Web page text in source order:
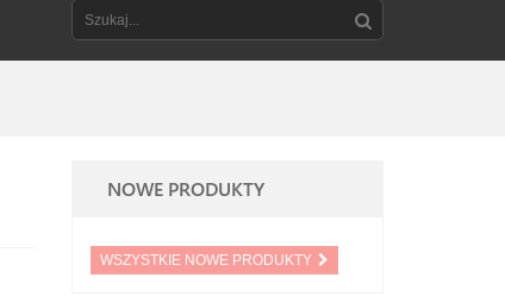
NOWE PRODUKTY
WSZYSTKIE NOWE PRODUKTY